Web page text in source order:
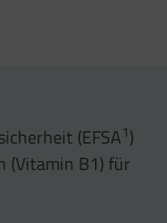
(EFSA1)
(Vitamin B1) für